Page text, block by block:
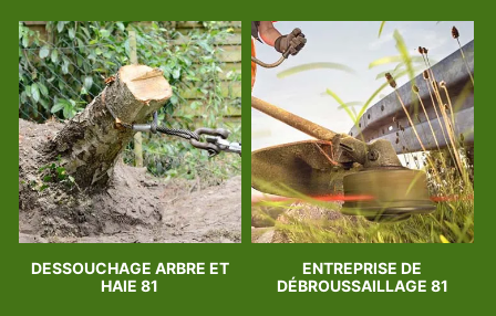
DESSOUCHAGE ARBRE ET
HAIE 81
ENTREPRISE DE
DÉBROUSSAILLAGE 81